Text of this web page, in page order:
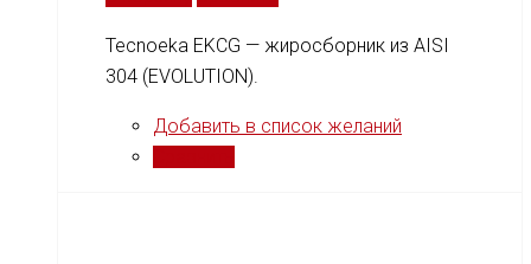
Tecnoeka EKCG — жиросборник из AISI
304 (EVOLUTION).
Добавить в список желаний